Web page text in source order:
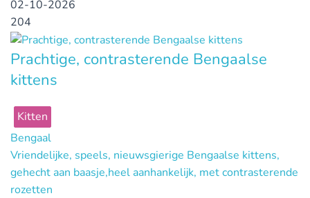
02-10-2026
204
Prachtige, contrasterende Bengaalse
kittens
Kitten
Bengaal
Vriendelijke, speels, nieuwsgierige Bengaalse kittens,
gehecht aan baasje,heel aanhankelijk, met contrasterende
rozetten